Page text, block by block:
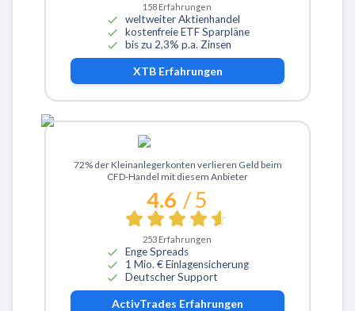
158 Erfahrungen
weltweiter Aktienhandel
kostenfreie ETF Sparpläne
bis zu 2,3% p.a. Zinsen
XTBErfahrungen
Zu ActivTrades
72% der Kleinanlegerkonten verlieren Geld beim
CFD-Handel mit diesem Anbieter
4.6 / 5
253 Erfahrungen
Enge Spreads
1 Mio. € Einlagensicherung
Deutscher Support
ActivTrades Erfahrungen